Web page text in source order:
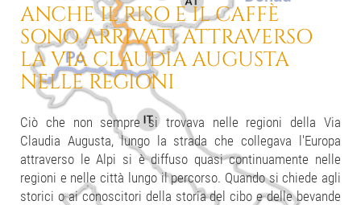
ANCHE IL RISO E IL CAFFÈ
SONO ARRIVATI ATTRAVERSO
LAVIA CLAUDIA AUGUSTA
NELLE REGIONI
Ciò che non sempre si trovava nelle regioni della Via
Claudia Augusta, lungo la strada che collegava l'Europa
attraverso le Alpi si è diffuso quasi continuamente nelle
regioni e nelle città lungo il percorso. Quando si chiede agli
storici o ai conoscitori della storia del cibo e delle bevande